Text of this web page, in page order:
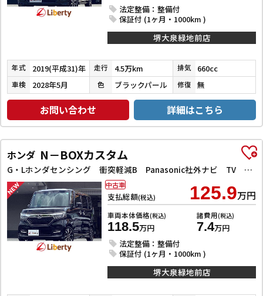
法定整備：整備付
保証付 (1ヶ月・1000km )
堺大泉緑地前店
年式 2019(平成31)年 走行 4.5万km 排気 660cc
車検 2028年5月 色 ブラックパール 修復 無
お問い合わせ 詳細はこちら
ホンダ N－BOXカスタム
G・Lホンダセンシング 衝突軽減B Panasonic社外ナビ TV Bカメラ ビルドインETC アダプティブクルーズコントロール 左パワースライドドア LEDヘッドライト フォグライト スマートキー プッシュスタート
支払総額(税込) 125.9万円
車両本体価格(税込)
118.5万円
諸費用(税込)
7.4万円
法定整備：整備付
保証付 (1ヶ月・1000km )
中古車
堺大泉緑地前店